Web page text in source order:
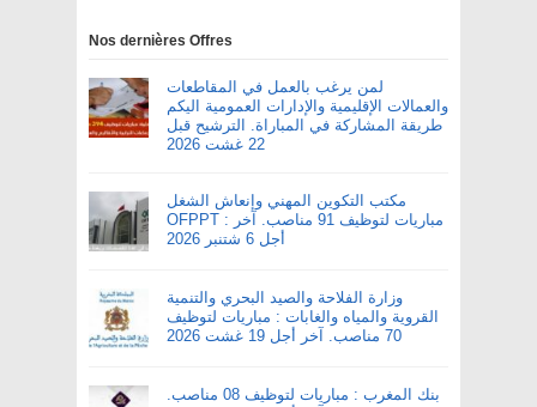
Nos dernières Offres
لمن يرغب بالعمل في المقاطعات
والعمالات الإقليمية والإدارات العمومية اليكم
طريقة المشاركة في المباراة. الترشيح قبل
22 غشت 2026
مكتب التكوين المهني وإنعاش الشغل
OFPPT : مباريات لتوظيف 91 مناصب. آخر
أجل 6 شتنبر 2026
وزارة الفلاحة والصيد البحري والتنمية
القروية والمياه والغابات : مباريات لتوظيف
70 مناصب. آخر أجل 19 غشت 2026
بنك المغرب : مباريات لتوظيف 08 مناصب.